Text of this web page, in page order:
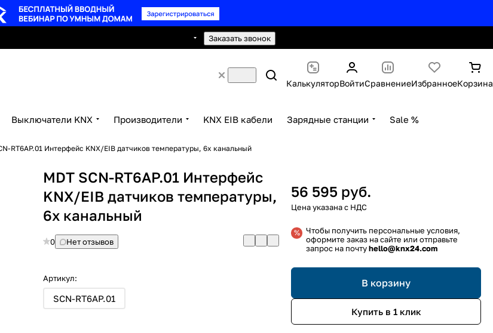
Заказать звонок
КалькуляторВойтиСравнениеИзбранноеКорзина
Выключатели KNX Производители KNX EIB кабели Зарядные станции Sale %
RT6AP.01 Интерфейс KNX/EIB датчиков температуры, 6x канальный
MDT SCN-RT6AP.01 Интерфейс
KNX/EIB датчиков температуры,
6x канальный
0 Нет отзывов
Артикул:
SCN-RT6AP.01
56 595 руб.
Чтобы получить персональные условия,
оформите заказ на сайте или отправьте
запрос на почтуhello@knx24.com
В корзину
Купить в 1 клик